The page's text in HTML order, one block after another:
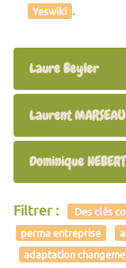
Yeswiki .
Laure Beyler
Laurent
Dominique HEBERT
Filtrer :
Des clés
perma entreprise
adaptation